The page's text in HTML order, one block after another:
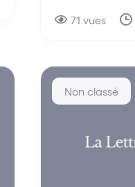
71 vues
Non classé